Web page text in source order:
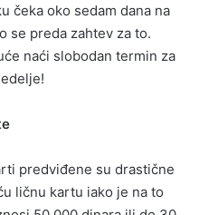
čeka oko sedam dana na
se preda zahtev za to.
naći slobodan termin za
predviđene su drastične
ličnu kartu iako je na to